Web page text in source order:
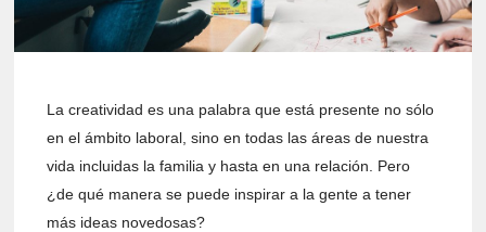
La creatividad es una palabra que está presente no sólo
en el ámbito laboral, sino en todas las áreas de nuestra
vida incluidas la familia y hasta en una relación. Pero
¿de qué manera se puede inspirar a la gente a tener
más ideas novedosas?